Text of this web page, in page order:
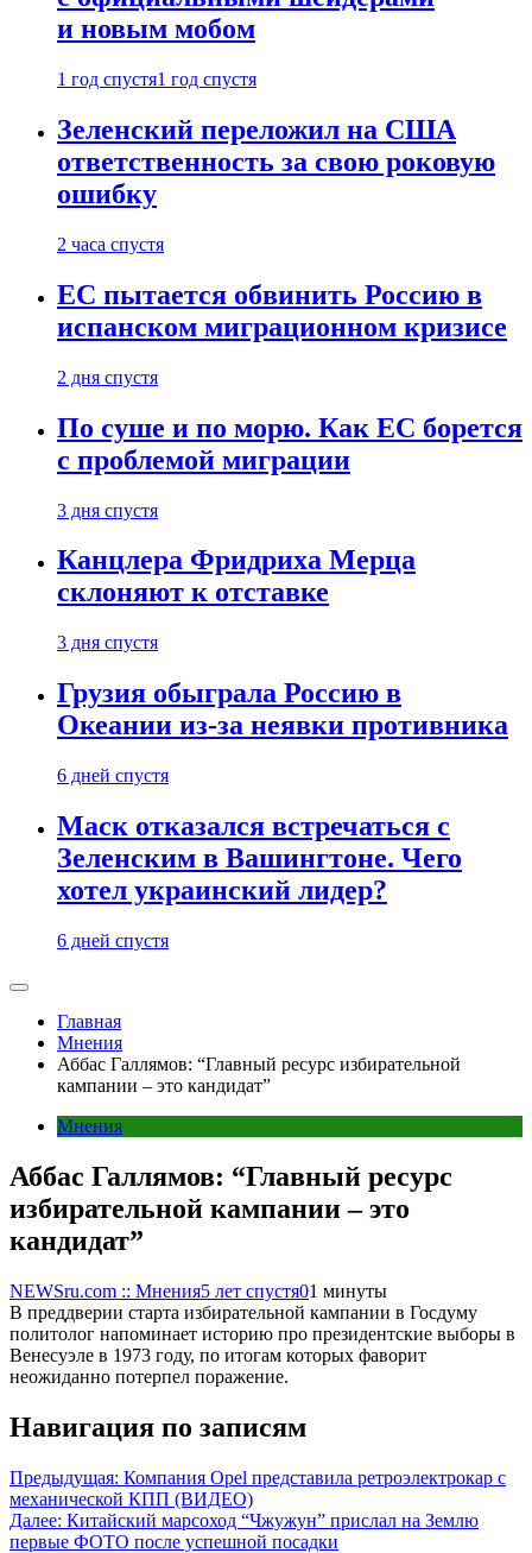
и новым мобом
1 год спустя1 год спустя
Зеленский переложил на США
ответственность за свою роковую
ошибку
2 часа спустя
ЕС пытается обвинить Россию в
испанском миграционном кризисе
2 дня спустя
По суше и по морю. Как ЕС борется
с проблемой миграции
3 дня спустя
Канцлера Фридриха Мерца
склоняют к отставке
3 дня спустя
Грузия обыграла Россию в
Океании из-за неявки противника
6 дней спустя
Маск отказался встречаться с
Зеленским в Вашингтоне. Чего
хотел украинский лидер?
6 дней спустя
Главная
Мнения
Аббас Галлямов: “Главный ресурс избирательной
кампании – это кандидат”
Мнения
Аббас Галлямов: “Главный ресурс
избирательной кампании – это
кандидат”
NEWSru.com :: Мнения5 лет спустя01 минуты
В преддверии старта избирательной кампании в Госдуму
политолог напоминает историю про президентские выборы в
Венесуэле в 1973 году, по итогам которых фаворит
неожиданно потерпел поражение.
Навигация по записям
Предыдущая: Компания Opel представила ретроэлектрокар с
механической КПП (ВИДЕО)
Далее: Китайский марсоход “Чжужун” прислал на Землю
первые ФОТО после успешной посадки